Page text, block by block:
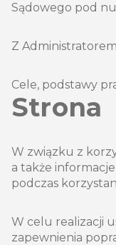
Sądowego pod
Z
Cele, podstawy
Strona
W związku z
a także
podczas
W celu realizacji
zapewnienia